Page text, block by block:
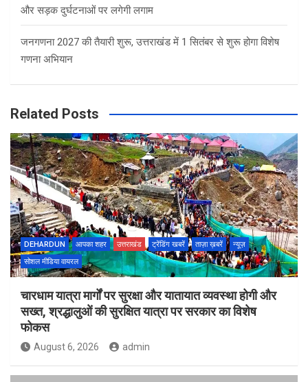
और सड़क दुर्घटनाओं पर लगेगी लगाम
जनगणना 2027 की तैयारी शुरू, उत्तराखंड में 1 सितंबर से शुरू होगा विशेष
गणना अभियान
Related Posts
DEHARDUN आपका शहर उत्तराखंड ट्रेंडिंग खबरें ताज़ा ख़बरें
न्यूज़
सोशल मीडिया वायरल
चारधाम यात्रा मार्गों पर सुरक्षा और यातायात व्यवस्था होगी और
सख्त, श्रद्धालुओं की सुरक्षित यात्रा पर सरकार का विशेष
फोकस
August 6, 2026 admin